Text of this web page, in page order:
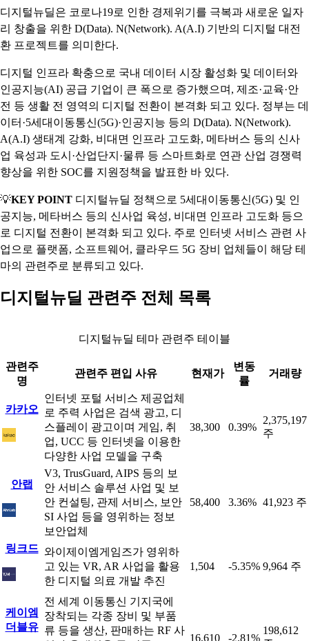
디지털뉴딜은 코로나19로 인한 경제위기를 극복과 새로운 일자
리 창출을 위한 D(Data). N(Network). A(A.I) 기반의 디지털 대전
환 프로젝트를 의미한다.
디지털 인프라 확충으로 국내 데이터 시장 활성화 및 데이터와
인공지능(AI) 공급 기업이 큰 폭으로 증가했으며, 제조·교육·안
전 등 생활 전 영역의 디지털 전환이 본격화 되고 있다. 정부는 데
이터·5세대이동통신(5G)·인공지능 등의 D(Data). N(Network).
A(A.I) 생태계 강화, 비대면 인프라 고도화, 메타버스 등의 신사
업 육성과 도시·산업단지·물류 등 스마트화로 연관 산업 경쟁력
향상을 위한 SOC를 지원정책을 발표한 바 있다.
💡KEY POINT 디지털뉴딜 정책으로 5세대이동통신(5G) 및 인
공지능, 메타버스 등의 신사업 육성, 비대면 인프라 고도화 등으
로 디지털 전환이 본격화 되고 있다. 주로 인터넷 서비스 관련 사
업으로 플랫폼, 소프트웨어, 클라우드 5G 장비 업체들이 해당 테
마의 관련주로 분류되고 있다.
디지털뉴딜 관련주 전체 목록
디지털뉴딜 테마 관련주 테이블
관련주
명
관련주 편입 사유 현재가
변동
률
거래량
카카오
인터넷 포털 서비스 제공업체
로 주력 사업은 검색 광고, 디
스플레이 광고이며 게임, 취
업, UCC 등 인터넷을 이용한
다양한 사업 모델을 구축
38,300 0.39%
2,375,197
주
안랩
V3, TrusGuard, AIPS 등의 보
안 서비스 솔루션 사업 및 보
안 컨설팅, 관제 서비스, 보안
SI 사업 등을 영위하는 정보
보안업체
58,400 3.36% 41,923 주
링크드 와이제이엠게임즈가 영위하
고 있는 VR, AR 사업을 활용
한 디지털 의료 개발 추진
1,504 -5.35% 9,964 주
케이엠
더블유
전 세계 이동통신 기지국에
장착되는 각종 장비 및 부품
류 등을 생산, 판매하는 RF 사
16,610 -2.81%
198,612